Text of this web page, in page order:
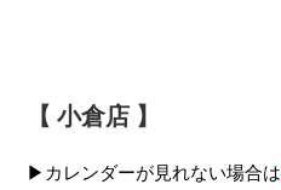
【 小倉店 】
▶カレンダーが見れない場合は